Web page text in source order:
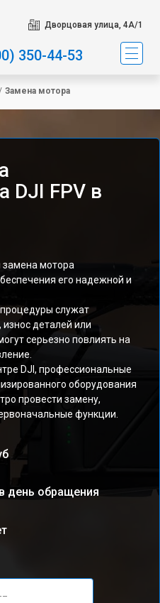
Дворцовая улица, 4А/1
350-44-53
Замена мотора
DJI FPV в
замена мотора
его надежной и
служат
деталей или
серьезно повлиять на
DJI, профессиональные
оборудования
провести замену,
функции.
день обращения